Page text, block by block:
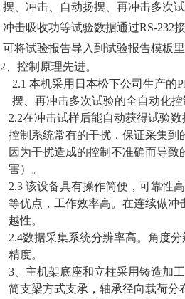
摆、冲击、自动扬摆、再冲击多次
冲击吸收功等试验数据通过RS-232
可将试验报告导入到试验报告模板
2、控制原理先进。
2.1 本机采用日本松下公司生产的
摆、再冲击多次试验的全自动化
2.2在冲击试样后能自动获得试验
控制系统常有的干扰，保证采集到
因为干扰造成的控制不准确而导
害）
。
2.3该设备具有操作简便，可靠性
等优点，工作效率高。在连续做
越性。
2.4数据采集系统分辨率高。角度
精度。
3、 主机架底座和立柱采用铸造加工
简支梁方式支承，轴承径向载荷分